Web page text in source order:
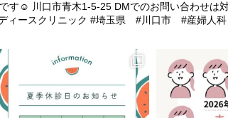
す‪‪☺︎‬ 川口市青木1-5-25 DMでのお問い合わせは
ィースクリニック #埼玉県 #川口市 #産婦人科